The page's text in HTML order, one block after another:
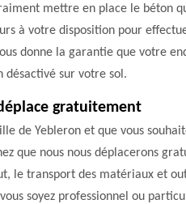
mettre en place le béton
à votre disposition pour
donne la garantie que votre
sur votre sol.
gratuitement
de Yebleron et que vous
que nous nous déplacerons
le transport des matériaux et
soyez professionnel ou